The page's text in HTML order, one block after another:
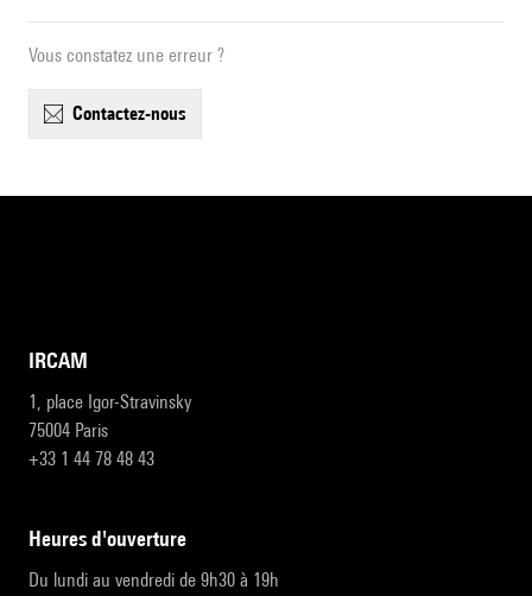
Vous constatez une erreur ?
contactez-nous
IRCAM
1, place Igor-Stravinsky
75004 Paris
+33 1 44 78 48 43
heures d'ouverture
Du lundi au vendredi de 9h30 à 19h